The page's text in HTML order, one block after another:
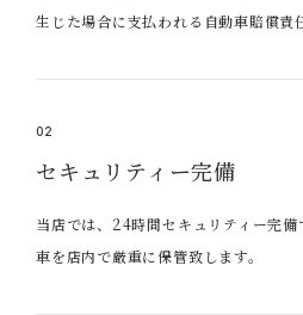
生じた場合に支払われる自動車賠償責
02
セキュリティー完備
当店では、24時間セキュリティー完
車を店内で厳重に保管致します。